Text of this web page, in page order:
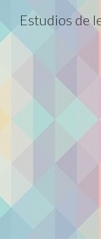
Estudios de